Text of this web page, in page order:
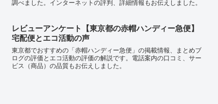
調べました。インターネットの評判、詳細情報もお伝えしました。
レビューアンケート【東京都の赤帽ハンディー急便】
宅配便とエコ活動の声
東京都でおすすめの「赤帽ハンディー急便」の掲載情報、まとめブ
ログの評価とエコ活動の評価の解説です。電話案内の口コミ、サー
ビス（商品）の品質もお伝えしました。